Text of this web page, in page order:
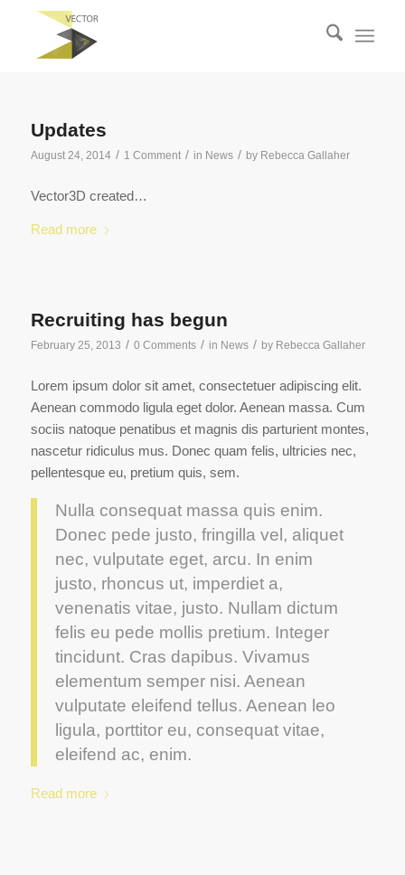
Updates
August 24, 2014 / 1 Comment / in News / by Rebecca Gallaher
Vector3D created…
Read more
Recruiting has begun
February 25, 2013 / 0 Comments / in News / by Rebecca Gallaher
Lorem ipsum dolor sit amet, consectetuer adipiscing elit.
Aenean commodo ligula eget dolor. Aenean massa. Cum
sociis natoque penatibus et magnis dis parturient montes,
nascetur ridiculus mus. Donec quam felis, ultricies nec,
pellentesque eu, pretium quis, sem.
Nulla consequat massa quis enim.
Donec pede justo, fringilla vel, aliquet
nec, vulputate eget, arcu. In enim
justo, rhoncus ut, imperdiet a,
venenatis vitae, justo. Nullam dictum
felis eu pede mollis pretium. Integer
tincidunt. Cras dapibus. Vivamus
elementum semper nisi. Aenean
vulputate eleifend tellus. Aenean leo
ligula, porttitor eu, consequat vitae,
eleifend ac, enim.
Read more